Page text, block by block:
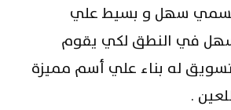
سهل و بسيط علي
في النطق لكي يقوم
له بناء علي أسم مميزة
.